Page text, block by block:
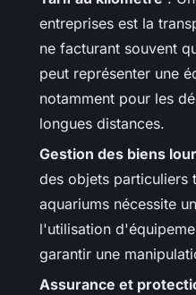
entreprises est la
ne facturant souvent
peut représenter une
notamment pour les
longues distances.
Gestion des biens
des objets particuliers
aquariums nécessite
l'utilisation
garantir une
Assurance et